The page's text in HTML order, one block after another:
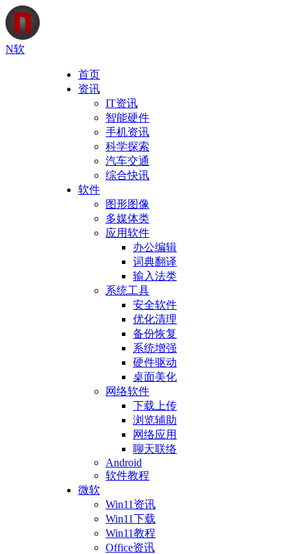
N软
首页
资讯
IT资讯
智能硬件
手机资讯
科学探索
汽车交通
综合快讯
软件
图形图像
多媒体类
应用软件
办公编辑
词典翻译
输入法类
系统工具
安全软件
优化清理
备份恢复
系统增强
硬件驱动
桌面美化
网络软件
下载上传
浏览辅助
网络应用
聊天联络
Android
软件教程
微软
Win11资讯
Win11下载
Win11教程
Office资讯